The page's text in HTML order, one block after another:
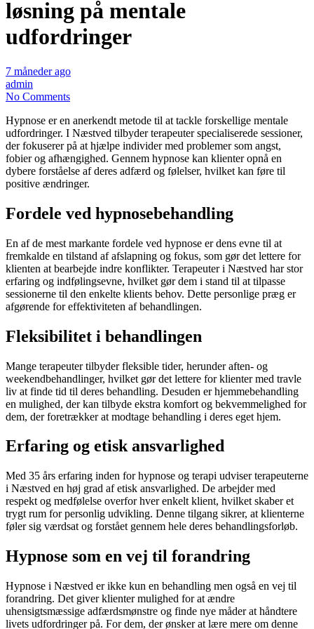
løsning på mentale
udfordringer
7 måneder ago
admin
No Comments
Hypnose er en anerkendt metode til at tackle forskellige mentale
udfordringer. I Næstved tilbyder terapeuter specialiserede sessioner,
der fokuserer på at hjælpe individer med problemer som angst,
fobier og afhængighed. Gennem hypnose kan klienter opnå en
dybere forståelse af deres adfærd og følelser, hvilket kan føre til
positive ændringer.
Fordele ved hypnosebehandling
En af de mest markante fordele ved hypnose er dens evne til at
fremkalde en tilstand af afslapning og fokus, som gør det lettere for
klienten at bearbejde indre konflikter. Terapeuter i Næstved har stor
erfaring og indfølingsevne, hvilket gør dem i stand til at tilpasse
sessionerne til den enkelte klients behov. Dette personlige præg er
afgørende for effektiviteten af behandlingen.
Fleksibilitet i behandlingen
Mange terapeuter tilbyder fleksible tider, herunder aften- og
weekendbehandlinger, hvilket gør det lettere for klienter med travle
liv at finde tid til deres behandling. Desuden er hjemmebehandling
en mulighed, der kan tilbyde ekstra komfort og bekvemmelighed for
dem, der foretrækker at modtage behandling i deres eget hjem.
Erfaring og etisk ansvarlighed
Med 35 års erfaring inden for hypnose og terapi udviser terapeuterne
i Næstved en høj grad af etisk ansvarlighed. De arbejder med
respekt og medfølelse overfor hver enkelt klient, hvilket skaber et
trygt rum for personlig udvikling. Denne tilgang sikrer, at klienterne
føler sig værdsat og forstået gennem hele deres behandlingsforløb.
Hypnose som en vej til forandring
Hypnose i Næstved er ikke kun en behandling men også en vej til
forandring. Det giver klienter mulighed for at ændre
uhensigtsmæssige adfærdsmønstre og finde nye måder at håndtere
livets udfordringer på. For dem, der ønsker at lære mere om denne